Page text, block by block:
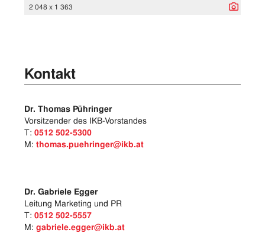
2 048 x 1 363
Kontakt
Dr. Thomas Pühringer
Vorsitzender des IKB-Vorstandes
T: 0512 502-5300
M: thomas.puehringer@ikb.at
Dr. Gabriele Egger
Leitung Marketing und PR
T: 0512 502-5557
M: gabriele.egger@ikb.at